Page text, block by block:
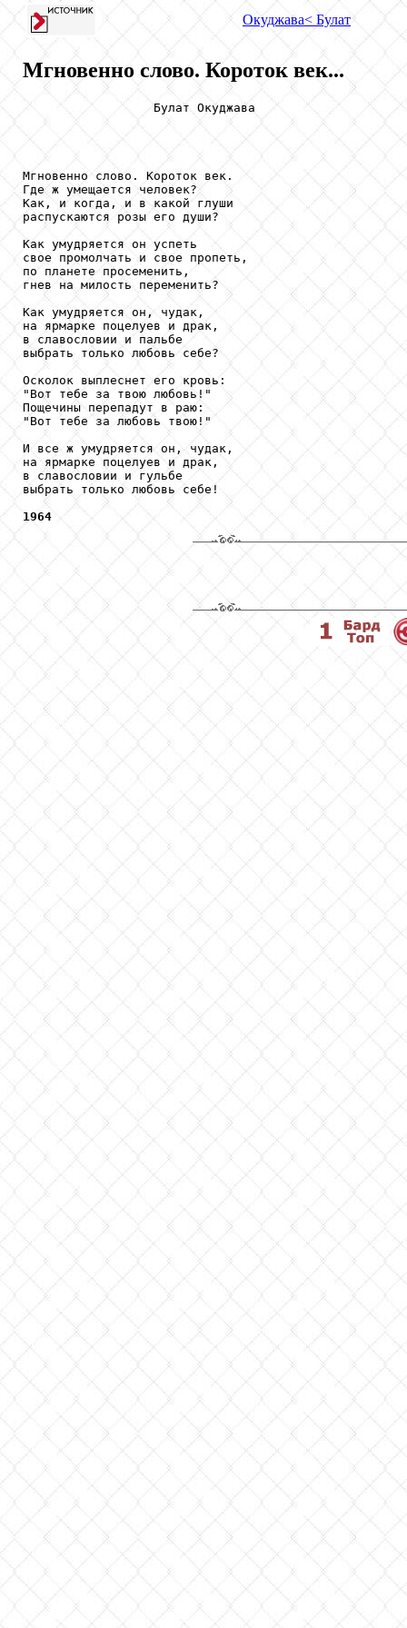
Окуджава< Булат
Мгновенно слово. Короток век...
                  Булат Окуджава
Мгновенно слово. Короток век.
Где ж умещается человек?
Как, и когда, и в какой глуши
распускаются розы его души?
Как умудряется он успеть
свое промолчать и свое пропеть,
по планете просеменить,
гнев на милость переменить?
Как умудряется он, чудак,
на ярмарке поцелуев и драк,
в славословии и пальбе
выбрать только любовь себе?
Осколок выплеснет его кровь:
"Вот тебе за твою любовь!"
Пощечины перепадут в раю:
"Вот тебе за любовь твою!"
И все ж умудряется он, чудак,
на ярмарке поцелуев и драк,
в славословии и гульбе
выбрать только любовь себе!
1964